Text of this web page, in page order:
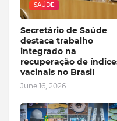
SAÚDE
Secretário de Saúde
destaca trabalho
integrado na
recuperação de
vacinais no Brasil
June 16, 2026